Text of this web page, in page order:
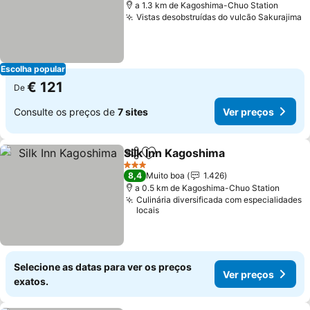
Escolha popular
a 1.3 km de Kagoshima-Chuo Station
Vistas desobstruídas do vulcão Sakurajima
De € 121
Consulte os preços de 7 sites Ver preços
PartilharAdicionar aos favoritos
Silk Inn Kagoshima
3 Estrelas
8,4 Muito boa
1.426
a 0.5 km de Kagoshima-Chuo Station
Culinária diversificada com especialidades
locais
Selecione as datas para ver os preços
exatos.
Ver preços